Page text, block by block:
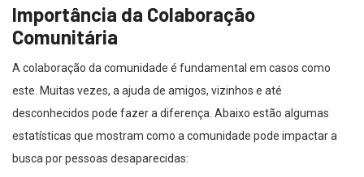
Importância da Colaboração
Comunitária
A colaboração da comunidade é fundamental em casos como
este. Muitas vezes, a ajuda de amigos, vizinhos e até
desconhecidos pode fazer a diferença. Abaixo estão algumas
estatísticas que mostram como a comunidade pode impactar a
busca por pessoas desaparecidas: